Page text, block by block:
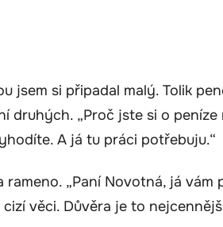
jsem si připadal malý. Tolik
„Proč jste si o peníze
A já tu práci potřebuju.“
„Paní Novotná, já vám
věci. Důvěra je to